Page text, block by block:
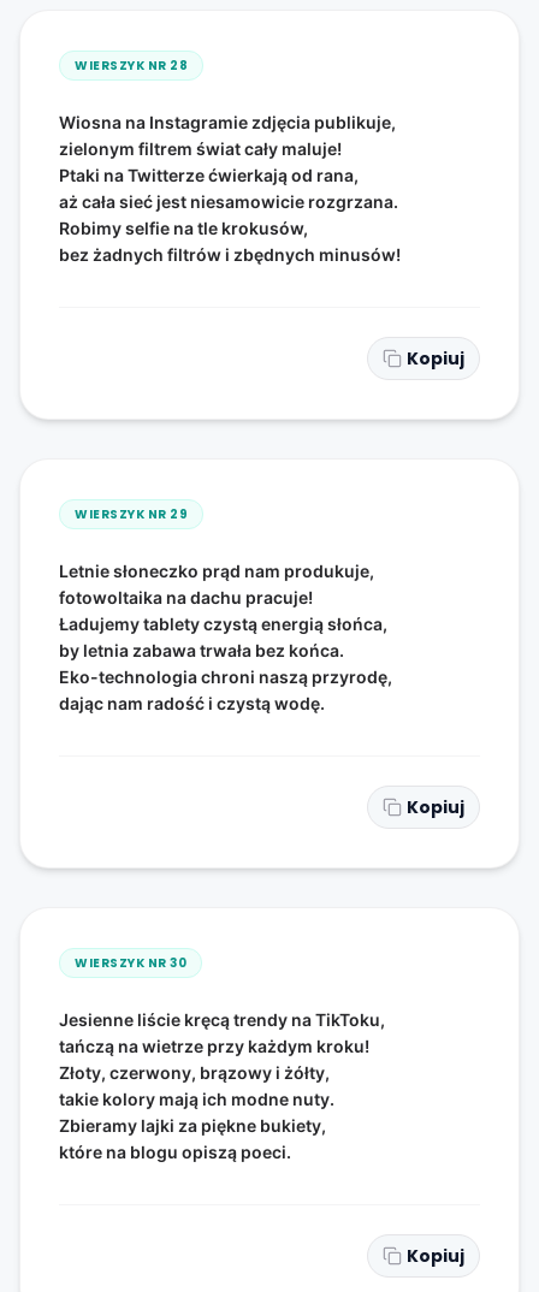
WIERSZYK NR 28
Wiosna na Instagramie zdjęcia publikuje,
zielonym filtrem świat cały maluje!
Ptaki na Twitterze ćwierkają od rana,
aż cała sieć jest niesamowicie rozgrzana.
Robimy selfie na tle krokusów,
bez żadnych filtrów i zbędnych minusów!
Kopiuj
WIERSZYK NR 29
Letnie słoneczko prąd nam produkuje,
fotowoltaika na dachu pracuje!
Ładujemy tablety czystą energią słońca,
by letnia zabawa trwała bez końca.
Eko-technologia chroni naszą przyrodę,
dając nam radość i czystą wodę.
Kopiuj
WIERSZYK NR 30
Jesienne liście kręcą trendy na TikToku,
tańczą na wietrze przy każdym kroku!
Złoty, czerwony, brązowy i żółty,
takie kolory mają ich modne nuty.
Zbieramy lajki za piękne bukiety,
które na blogu opiszą poeci.
Kopiuj